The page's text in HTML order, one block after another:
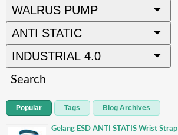
WALRUS PUMP
ANTI STATIC
INDUSTRIAL 4.0
Search
Popular Tags Blog Archives
Gelang ESD ANTI STATIS Wrist Strap